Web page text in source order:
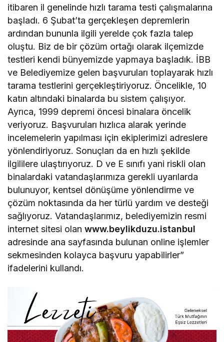
itibaren il genelinde hızlı tarama testi çalışmalarına
başladı. 6 Şubat’ta gerçekleşen depremlerin
ardından bununla ilgili yerelde çok fazla talep
oluştu. Biz de bir çözüm ortağı olarak ilçemizde
testleri kendi bünyemizde yapmaya başladık. İBB
ve Belediyemize gelen başvuruları toplayarak hızlı
tarama testlerini gerçekleştiriyoruz. Öncelikle, 10
katın altındaki binalarda bu sistem çalışıyor.
Ayrıca, 1999 depremi öncesi binalara öncelik
veriyoruz. Başvuruları hızlıca alarak yerinde
incelemelerin yapılması için ekiplerimizi adreslere
yönlendiriyoruz. Sonuçları da en hızlı şekilde
ilgililere ulaştırıyoruz. D ve E sınıfı yani riskli olan
binalardaki vatandaşlarımıza gerekli uyarılarda
bulunuyor, kentsel dönüşüme yönlendirme ve
çözüm noktasında da her türlü yardım ve desteği
sağlıyoruz. Vatandaşlarımız, belediyemizin resmi
internet sitesi olanwww.beylikduzu.istanbul
adresinde ana sayfasında bulunan online işlemler
sekmesinden kolayca başvuru yapabilirler”
ifadelerini kullandı.